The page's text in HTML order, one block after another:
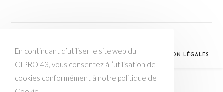
© CIPRO 43 / CRÉATION WEB :FACIL -E- SITE MENTION LÉGALES
En continuant d’utiliser le site web du
CIPRO 43, vous consentez à l’utilisation de
cookies conformément à notre politique de